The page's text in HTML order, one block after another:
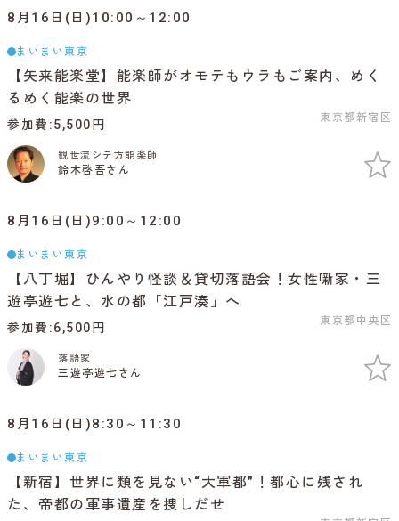
8月16日(日)10:00～12:00
まいまい東京
【矢来能楽堂】能楽師がオモテもウラもご案内、めく
るめく能楽の世界
東京都新宿区
参加費 5,500円
観世流シテ方能楽師
鈴木啓吾さん
8月16日(日)9:00～12:00
まいまい東京
【八丁堀】ひんやり怪談＆貸切落語会！女性噺家・三
遊亭遊七と、水の都「江戸湊」へ
東京都中央区
参加費 6,500円
落語家
三遊亭遊七さん
8月16日(日)8:30～11:30
まいまい東京
【新宿】世界に類を見ない“大軍都”！都心に残され
た、帝都の軍事遺産を捜しだせ